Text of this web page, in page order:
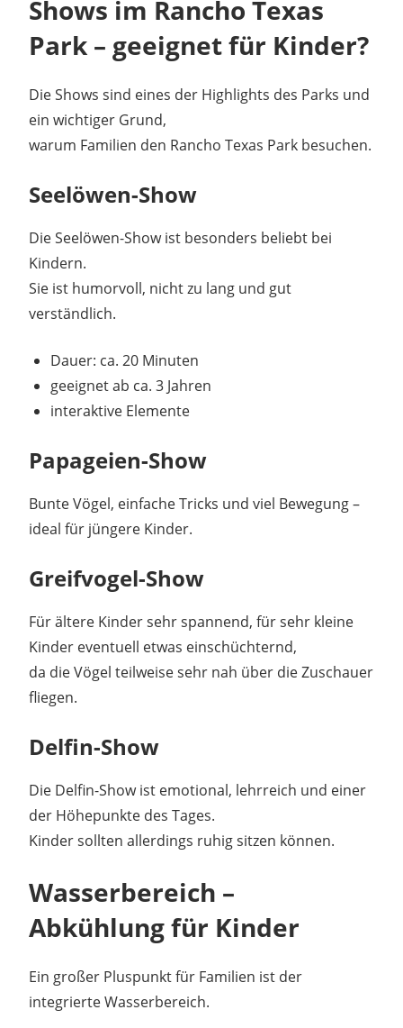
Shows im Rancho Texas
Park – geeignet für Kinder?
Die Shows sind eines der Highlights des Parks und
ein wichtiger Grund,
warum Familien den Rancho Texas Park besuchen.
Seelöwen-Show
Die Seelöwen-Show ist besonders beliebt bei
Kindern.
Sie ist humorvoll, nicht zu lang und gut
verständlich.
Dauer: ca. 20 Minuten
geeignet ab ca. 3 Jahren
interaktive Elemente
Papageien-Show
Bunte Vögel, einfache Tricks und viel Bewegung –
ideal für jüngere Kinder.
Greifvogel-Show
Für ältere Kinder sehr spannend, für sehr kleine
Kinder eventuell etwas einschüchternd,
da die Vögel teilweise sehr nah über die Zuschauer
fliegen.
Delfin-Show
Die Delfin-Show ist emotional, lehrreich und einer
der Höhepunkte des Tages.
Kinder sollten allerdings ruhig sitzen können.
Wasserbereich –
Abkühlung für Kinder
Ein großer Pluspunkt für Familien ist der
integrierte Wasserbereich.